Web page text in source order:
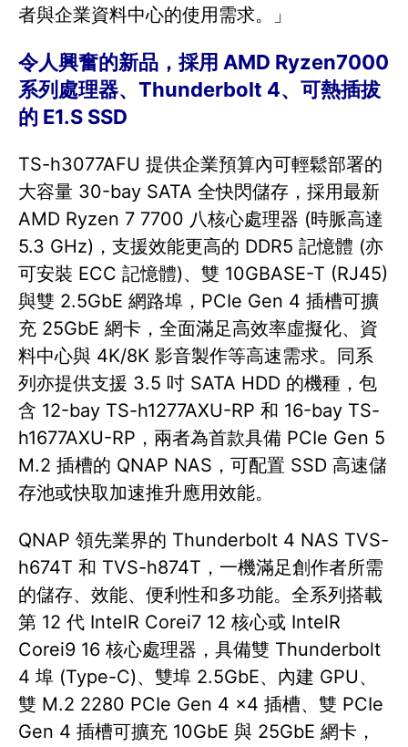
者與企業資料中心的使用需求。」
令人興奮的新品，採用 AMD Ryzen7000
系列處理器、Thunderbolt 4、可熱插拔
的 E1.S SSD
TS-h3077AFU 提供企業預算內可輕鬆部署的
大容量 30-bay SATA 全快閃儲存，採用最新
AMD Ryzen 7 7700 八核心處理器 (時脈高達
5.3 GHz)，支援效能更高的 DDR5 記憶體 (亦
可安裝 ECC 記憶體)、雙 10GBASE-T (RJ45)
與雙 2.5GbE 網路埠，PCIe Gen 4 插槽可擴
充 25GbE 網卡，全面滿足高效率虛擬化、資
料中心與 4K/8K 影音製作等高速需求。同系
列亦提供支援 3.5 吋 SATA HDD 的機種，包
含 12-bay TS-h1277AXU-RP 和 16-bay TS-
h1677AXU-RP，兩者為首款具備 PCIe Gen 5
M.2 插槽的 QNAP NAS，可配置 SSD 高速儲
存池或快取加速推升應用效能。
QNAP 領先業界的 Thunderbolt 4 NAS TVS-
h674T 和 TVS-h874T，一機滿足創作者所需
的儲存、效能、便利性和多功能。全系列搭載
第 12 代 IntelR Corei7 12 核心或 IntelR
Corei9 16 核心處理器，具備雙 Thunderbolt
4 埠 (Type-C)、雙埠 2.5GbE、內建 GPU、
雙 M.2 2280 PCIe Gen 4 x4 插槽、雙 PCIe
Gen 4 插槽可擴充 10GbE 與 25GbE 網卡，